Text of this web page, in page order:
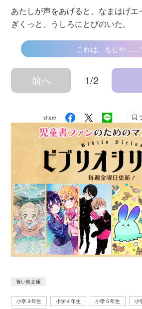
あたしが声をあげると、なまはげエ
ぎくっと、うしろにとびのいた。
これは、もしや……
前へ 1/2
share
青い鳥文庫
小学３年生 小学４年生 小学５年生 小